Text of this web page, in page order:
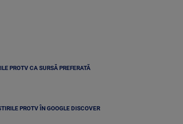
PROTV CA SURSĂ PREFERATĂ
PROTV ÎN GOOGLE DISCOVER